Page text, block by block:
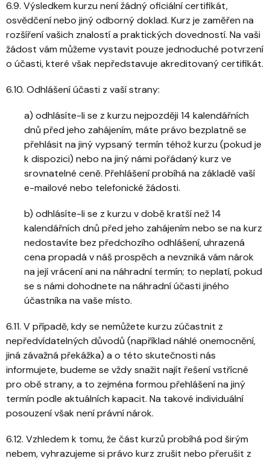
6.9. Výsledkem kurzu není žádný oficiální certifikát,
osvědčení nebo jiný odborný doklad. Kurz je zaměřen na
rozšíření vašich znalostí a praktických dovedností. Na vaši
žádost vám můžeme vystavit pouze jednoduché potvrzení
o účasti, které však nepředstavuje akreditovaný certifikát.
6.10. Odhlášení účasti z vaší strany:
a) odhlásíte-li se z kurzu nejpozději 14 kalendářních
dnů před jeho zahájením, máte právo bezplatně se
přehlásit na jiný vypsaný termín téhož kurzu (pokud je
k dispozici) nebo na jiný námi pořádaný kurz ve
srovnatelné ceně. Přehlášení probíhá na základě vaší
e-mailové nebo telefonické žádosti.
b) odhlásíte-li se z kurzu v době kratší než 14
kalendářních dnů před jeho zahájením nebo se na kurz
nedostavíte bez předchozího odhlášení, uhrazená
cena propadá v náš prospěch a nevzniká vám nárok
na její vrácení ani na náhradní termín; to neplatí, pokud
se s námi dohodnete na náhradní účasti jiného
účastníka na vaše místo.
6.11. V případě, kdy se nemůžete kurzu zúčastnit z
nepředvídatelných důvodů (například náhlé onemocnění,
jiná závažná překážka) a o této skutečnosti nás
informujete, budeme se vždy snažit najít řešení vstřícné
pro obě strany, a to zejména formou přehlášení na jiný
termín podle aktuálních kapacit. Na takové individuální
posouzení však není právní nárok.
6.12. Vzhledem k tomu, že část kurzů probíhá pod širým
nebem, vyhrazujeme si právo kurz zrušit nebo přerušit z